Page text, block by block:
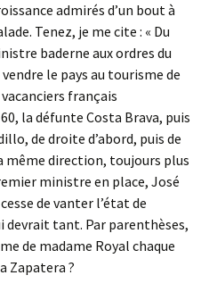
admirés d’un bout à
Tenez, je me cite : « Du
baderne aux ordres du
le pays au tourisme de
français
la défunte Costa Brava, puis
de droite d’abord, puis de
même direction, toujours plus
ministre en place, José
de vanter l’état de
devrait tant. Par parenthèses,
de madame Royal chaque
Zapatera ?